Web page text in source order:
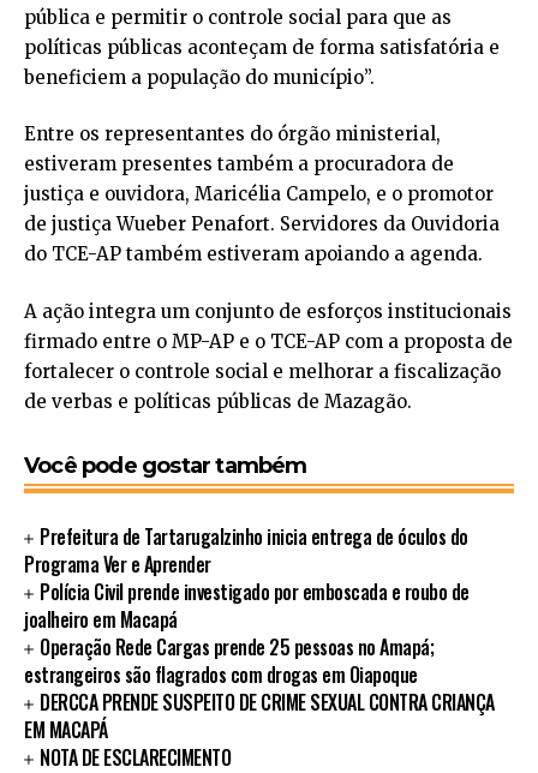
pública e permitir o controle social para que as
políticas públicas aconteçam de forma satisfatória e
beneficiem a população do município”.
Entre os representantes do órgão ministerial,
estiveram presentes também a procuradora de
justiça e ouvidora, Maricélia Campelo, e o promotor
de justiça Wueber Penafort. Servidores da Ouvidoria
do TCE-AP também estiveram apoiando a agenda.
A ação integra um conjunto de esforços institucionais
firmado entre o MP-AP e o TCE-AP com a proposta de
fortalecer o controle social e melhorar a fiscalização
de verbas e políticas públicas de Mazagão.
Você pode gostar também
Prefeitura de Tartarugalzinho inicia entrega de óculos do
Programa Ver e Aprender
Polícia Civil prende investigado por emboscada e roubo de
joalheiro em Macapá
Operação Rede Cargas prende 25 pessoas no Amapá;
estrangeiros são flagrados com drogas em Oiapoque
DERCCA PRENDE SUSPEITO DE CRIME SEXUAL CONTRA CRIANÇA
EM MACAPÁ
NOTA DE ESCLARECIMENTO